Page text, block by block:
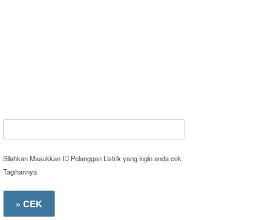
Silahkan Masukkan ID Pelanggan Listrik yang ingin anda cek
Tagihannya